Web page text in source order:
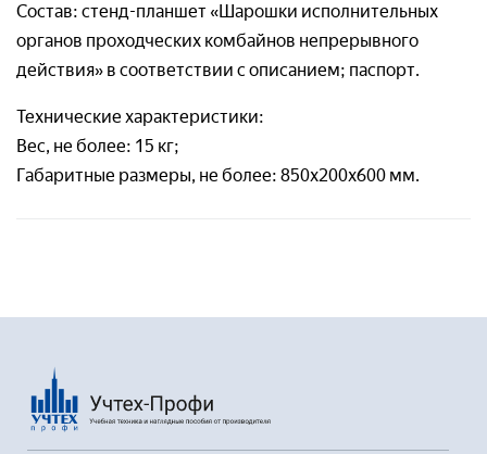
Состав: стенд-планшет «Шарошки исполнительных
органов проходческих комбайнов непрерывного
действия» в соответствии с описанием; паспорт.
Технические характеристики:
Вес, не более: 15 кг;
Габаритные размеры, не более: 850х200х600 мм.